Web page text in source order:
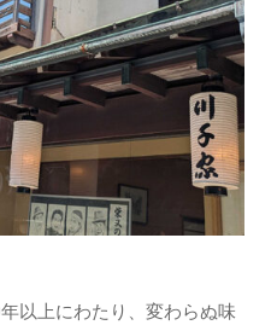
以上にわたり、変わらぬ味